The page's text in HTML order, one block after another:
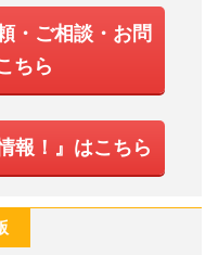
・ご相談・お問
ちら
報！』はこちら